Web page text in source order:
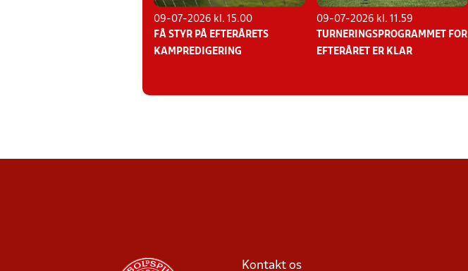
09-07-2026 kl. 15.00
FÅ STYR PÅ EFTERÅRETS
KAMPREDIGERING
09-07-2026 kl. 11.59
TURNERINGSPROGRAMMET FOR
EFTERÅRET ER KLAR
Kontakt os